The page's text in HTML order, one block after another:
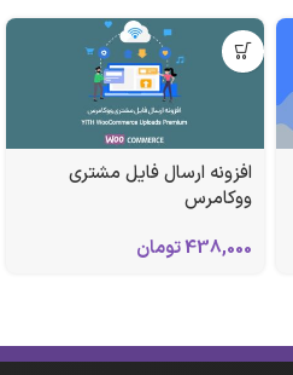
افزونه ارسال فایل مشتری
ووکامرس
438,000تومان